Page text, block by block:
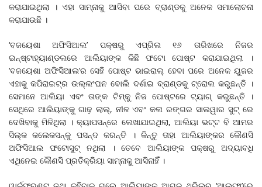
କରାଯାଇଥିଲା । ଏହା ସାମ୍ନାକୁ ଆସିବା ପରେ ବ୍ରାଣ୍ଡକୁ ଅନେକ ସମାଲୋଚନା
କରାଯାଉଛି ।
‘ବଜୟେଶା ଅଫିସିଆଲ’ ପକ୍ଷରୁ ଏପ୍ରିଲ ୧୬ ତାରିଖରେ ନିଜର
ଇନ୍‌ଷ୍ଟାହ୍ୟାଣ୍ଡଲରେ ଆଲିୟାଙ୍କ କିଛି ଫଟୋ ପୋଷ୍ଟ କରାଯାଇଥିଲା ।
‘ବଜୟେଶା ଅଫିସିଆଲ’ର ସେହି ପୋଷ୍ଟ ଭାଇରାଲ୍ ହେବା ପରେ ଅନେକ ୟୁଜର
ଏହାକୁ କପିରାଇଟ୍‌ର ଉଲ୍ଲଂଘନ ବୋଲି ଦର୍ଶାଇ ବ୍ରାଣ୍ଡକୁ ଟ୍ରୋଲ କରୁଛନ୍ତି ।
ସେମାନେ ଆଲିୟା ଏବଂ ତାଙ୍କ ଟିମ୍‌କୁ ନିଜ ପୋଷ୍ଟରେ ଟ୍ୟାଗ୍ କରୁଛନ୍ତି ।
ସେଥିରେ ଆଲିୟାଙ୍କୁ ଗାଢ଼ ଲାଲ୍, ନୀଳ ଏବଂ କଳା ରଙ୍ଗର ସାଲୱାର ସୁଟ୍ ରେ
ଦେଖିବାକୁ ମିଳିଥିଲା । କ୍ୟାପସନ୍‌ରେ ଲେଖାଯାଇଥିଲା, ଆଲିୟା ଭଟ୍ଟ ବି ଆମର
ସିଲ୍‌କ କଲେକସନ୍‌କୁ ପସନ୍ଦ କରନ୍ତି । କିନ୍ତୁ ତାହା ଆଲିୟାଙ୍କର କୌଣସି
ଅଫିସିଆଲ ଫଟୋସୁଟ୍ ନଥିଲା । ତେବେ ଆଲିୟାଙ୍କ ପକ୍ଷରୁ ଅଦ୍ୟାବଧି
ଏଥିନେଇ କୌଣସି ପ୍ରତିକ୍ରିୟା ସାମ୍ନାକୁ ଆସିନାହିଁ ।